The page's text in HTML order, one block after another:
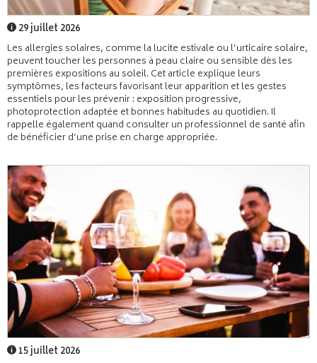
29 juillet 2026
Les allergies solaires, comme la lucite estivale ou l’urticaire solaire,
peuvent toucher les personnes à peau claire ou sensible dès les
premières expositions au soleil. Cet article explique leurs
symptômes, les facteurs favorisant leur apparition et les gestes
essentiels pour les prévenir : exposition progressive,
photoprotection adaptée et bonnes habitudes au quotidien. Il
rappelle également quand consulter un professionnel de santé afin
de bénéficier d’une prise en charge appropriée.
15 juillet 2026